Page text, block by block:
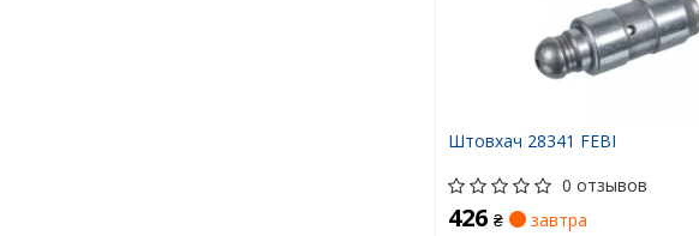
Штовхач 28341 FEBI
0 отзывов
426 ₴
завтра